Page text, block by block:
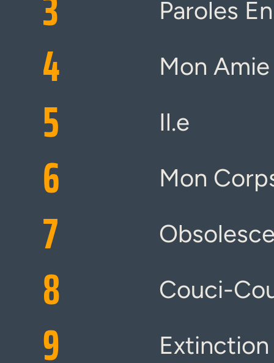
Paroles
4 Mon Amie
5 Il.e
6 Mon
7
8 Couci-
9 Extinction